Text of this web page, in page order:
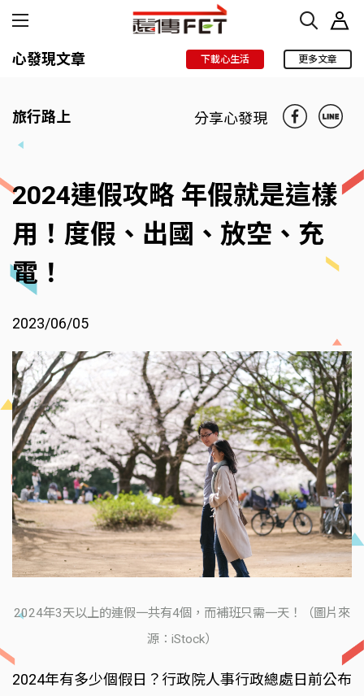
心發現文章 下載心生活 更多文章
旅行路上 分享心發現
2024連假攻略 年假就是這樣
用！度假、出國、放空、充
電！
2023/06/05
2024年3天以上的連假一共有4個，而補班只需一天！（圖片來
源：iStock）
2024年有多少個假日？行政院人事行政總處日前公布